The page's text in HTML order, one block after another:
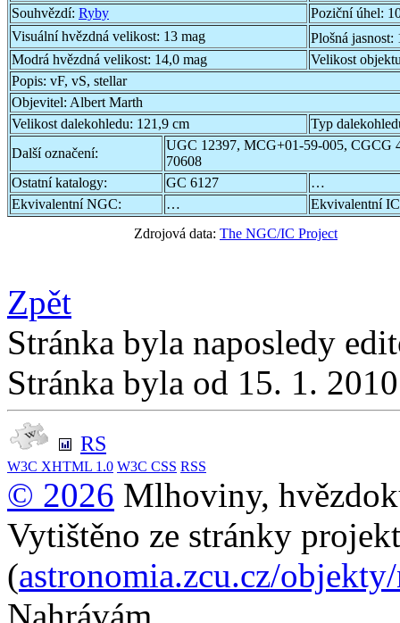
Souhvězdí: Ryby Poziční úhel:
Visuální hvězdná velikost: 13 mag Plošná jasnost:
Modrá hvězdná velikost: 14,0 mag
Velikost
Popis: vF, vS, stellar
Objevitel: Albert Marth
Velikost dalekohledu: 121,9 cm
Typ
Další označení:
UGC 12397, MCG+01-59-005, CGCG
70608
Ostatní katalogy:
GC 6127
…
Ekvivalentní NGC:
…
Ekvivalentní
Zdrojová data: The NGC/IC Project
Zpět
Stránka byla naposledy
Stránka byla od 15. 1.
RS
W3C XHTML 1.0 W3C CSS RSS
© 2026 Mlhoviny,
Vytištěno ze stránky
(astronomia.zcu.cz/
Nahrávám...